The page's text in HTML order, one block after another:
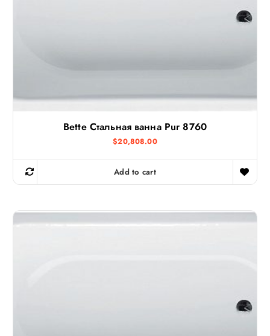
Bette Стальная ванна Pur 8760
$20,808.00
Add to cart